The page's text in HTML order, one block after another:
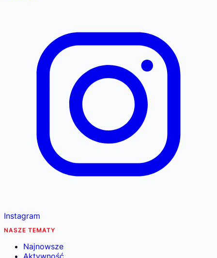
Instagram
NASZE TEMATY
Najnowsze
Aktywność